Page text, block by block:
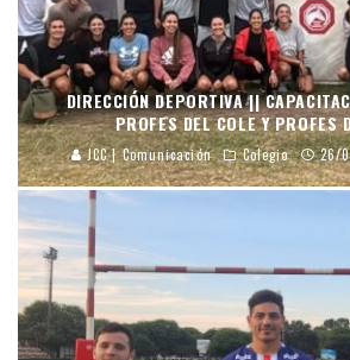
DIRECCIÓN DEPORTIVA ||
PROFES DEL COLE Y PROFES
JCC | Comunicación Colegio 26/